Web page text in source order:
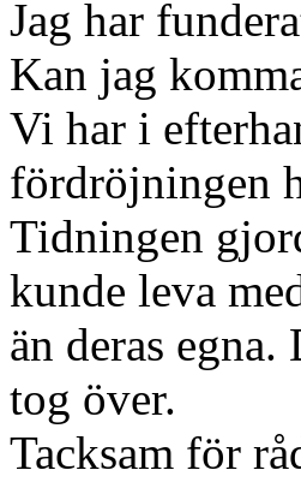
Jag har
Kan jag
Vi har i
fördröjningen
Tidningen
kunde leva
än deras
tog över.
Tacksam för